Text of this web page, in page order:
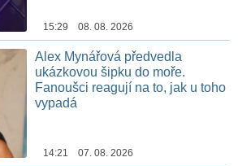
15:29 08. 08. 2026
Alex Mynářová předvedla
ukázkovou šipku do moře.
Fanoušci reagují na to, jak u toho
vypadá
14:21 07. 08. 2026